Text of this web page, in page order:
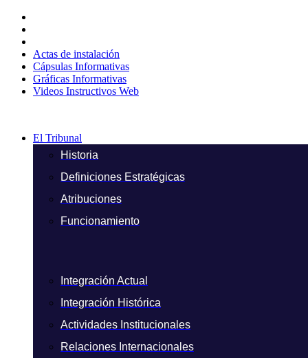
contenido
Actas de instalación
Cápsulas Informativas
Gráficas Informativas
Videos Instructivos Web
El Tribunal
Historia
Definiciones Estratégicas
Atribuciones
Funcionamiento
Integración Actual
Integración Histórica
Actividades Institucionales
Relaciones Internacionales